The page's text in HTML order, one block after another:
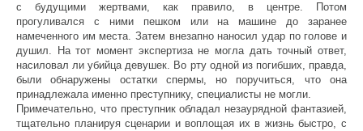
с будущими жертвами, как правило, в центре. Потом
прогуливался с ними пешком или на машине до заранее
намеченного им места. Затем внезапно наносил удар по голове и
душил. На тот момент экспертиза не могла дать точный ответ,
насиловал ли убийца девушек. Во рту одной из погибших, правда,
были обнаружены остатки спермы, но поручиться, что она
принадлежала именно преступнику, специалисты не могли.
Примечательно, что преступник обладал незаурядной фантазией,
тщательно планируя сценарии и воплощая их в жизнь быстро, с